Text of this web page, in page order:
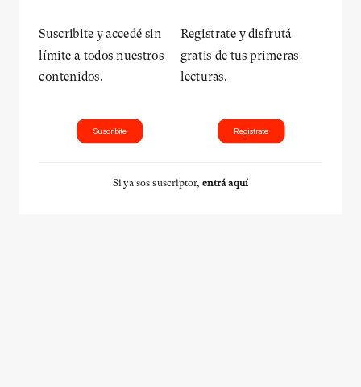
Suscribite y accedé sin
límite a todos nuestros
contenidos.
Suscribite
Registrate y disfrutá
gratis de tus primeras
lecturas.
Registrate
Si ya sos suscriptor, entrá aquí